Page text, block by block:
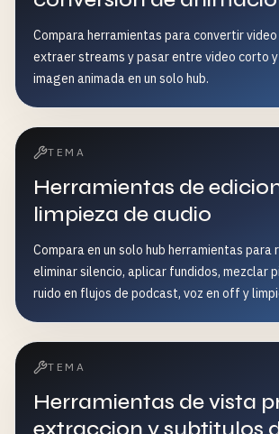
Compara herramientas para convertir video
extraer streams y pasar entre video corto
imagen animada en un solo hub.
TEMA
Herramientas de
limpieza de audio
Compara en un solo hub herramientas para
eliminar silencio, aplicar fundidos, mezclar
ruido en flujos de podcast, voz en off y
TEMA
Herramientas de vista